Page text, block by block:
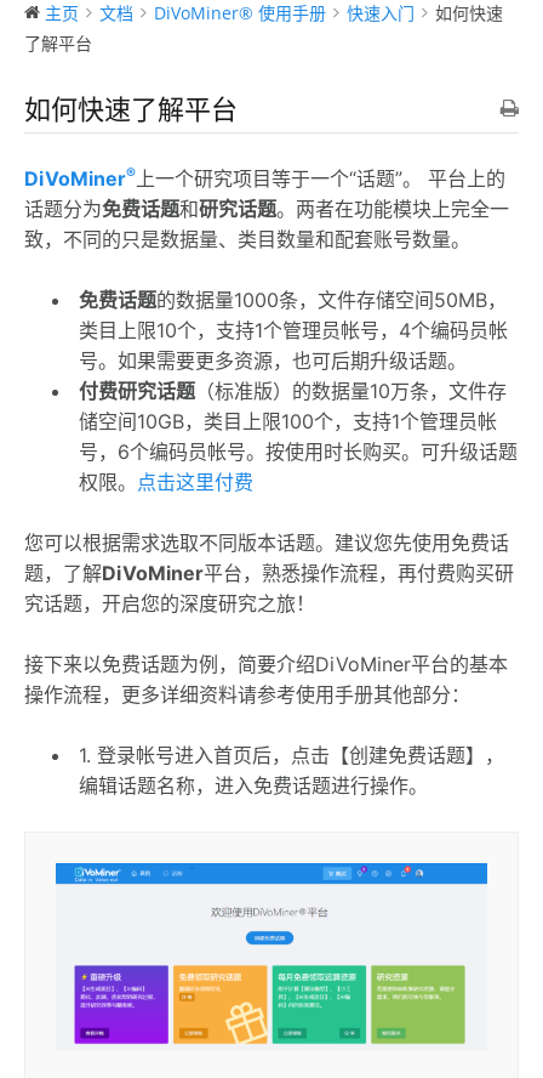
主页 文档 DiVoMiner® 使用手册 快速入门
如何快速
了解平台
如何快速了解平台
DiVoMiner®上一个研究项目等于一个“话题”。 平台上的
话题分为免费话题和研究话题。两者在功能模块上完全一
致，不同的只是数据量、类目数量和配套账号数量。
免费话题的数据量1000条，文件存储空间50MB，
类目上限10个，支持1个管理员帐号，4个编码员帐
号。如果需要更多资源，也可后期升级话题。
付费研究话题 （标准版）的数据量10万条，文件存
储空间10GB，类目上限100个，支持1个管理员帐
号，6个编码员帐号。按使用时长购买。可升级话题
权限。 点击这里付费
您可以根据需求选取不同版本话题。建议您先使用免费话
题，了解DiVoMiner平台，熟悉操作流程，再付费购买研
究话题，开启您的深度研究之旅！
接下来以免费话题为例，简要介绍DiVoMiner平台的基本
操作流程，更多详细资料请参考使用手册其他部分：
1. 登录帐号进入首页后，点击【创建免费话题】，
编辑话题名称，进入免费话题进行操作。